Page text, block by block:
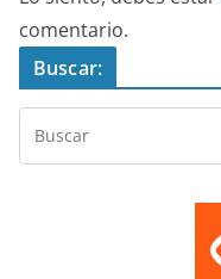
comentario.
Buscar: